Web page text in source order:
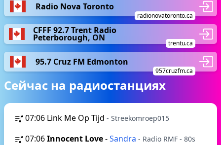
Radio Nova Toronto
radionovatoronto.ca
CFFF 92.7 Trent Radio
Peterborough, ON
trentu.ca
95.7 Cruz FM Edmonton
957cruzfm.ca
Сейчас на радиостанциях
07:06 Link Me Op Tijd - Streekomroep015
07:06Innocent Love-Sandra - Radio RMF - 80s